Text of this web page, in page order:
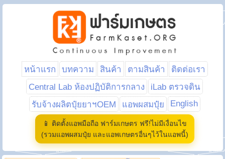
หน้าแรก บทความ สินค้า ตามสินค้า
ติดต่อเรา
Central Lab ห้องปฏิบัติการกลาง
iLab ตรวจดิน
รับจ้างผลิตปุ๋ยยาฯOEM
แอพผสมปุ๋ย English
📱 ติดตั้งแอพมือถือ ฟาร์มเกษตร ฟรี!ไม่มีเงื่อนไข
(รวมแอพผสมปุ๋ย และแอพเกษตรอื่นๆไว้ในแอพนี้)